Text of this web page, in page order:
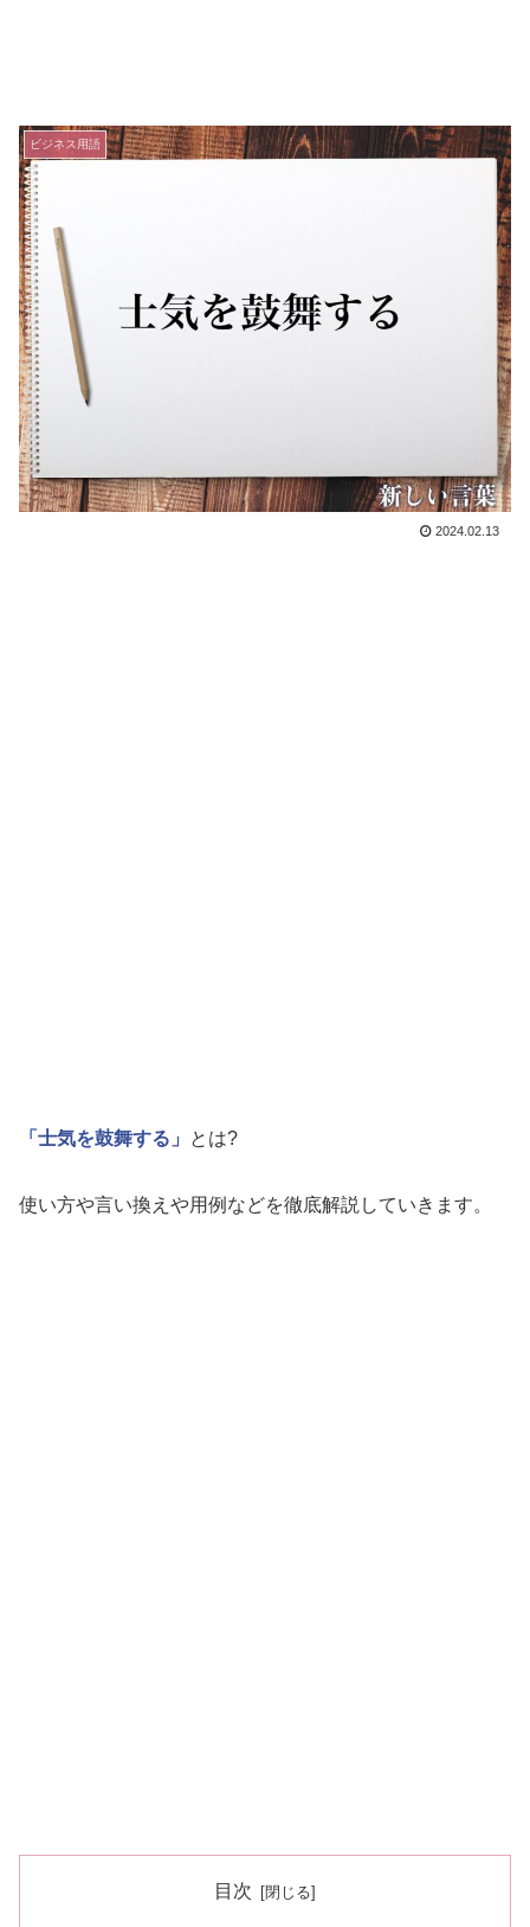
ビジネス用語
2024.02.13
「士気を鼓舞する」 とは?
使い方や言い換えや用例などを徹底解説していきます。
目次